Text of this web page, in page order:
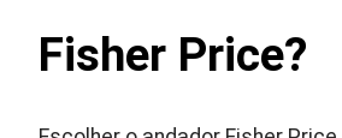
Fisher Price?